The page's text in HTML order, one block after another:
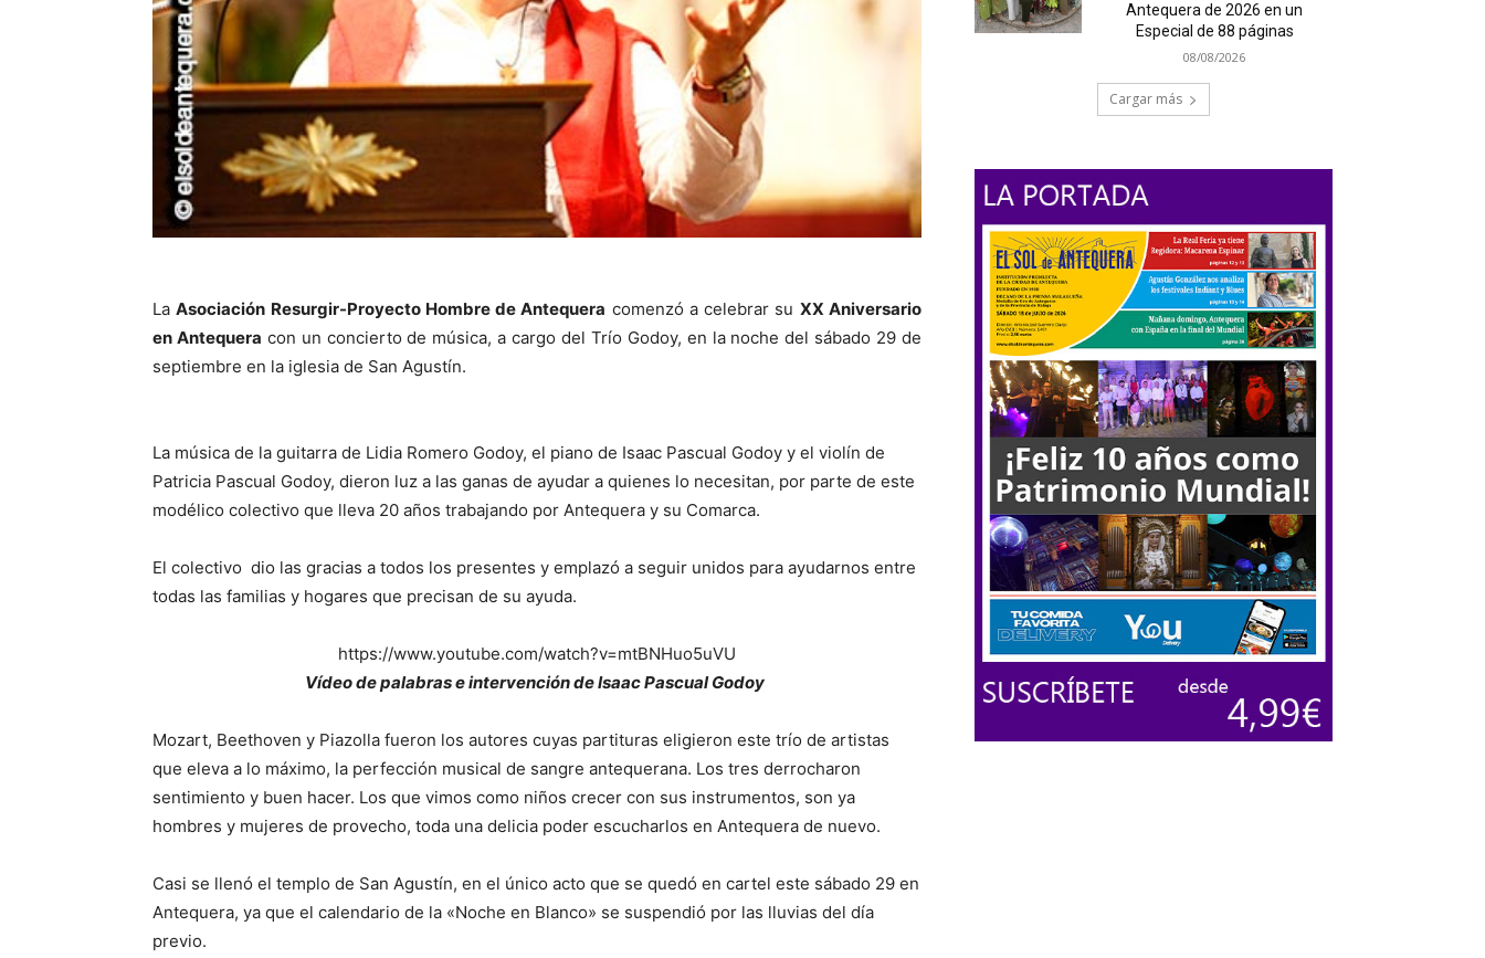
LaAsociación Resurgir-Proyecto Hombre de Antequera comenzó a celebrar su XX Aniversario
en Antequera con un concierto de música, a cargo del Trío Godoy, en la noche del sábado 29 de
septiembre en la iglesia de San Agustín.
La música de la guitarra de Lidia Romero Godoy, el piano de Isaac Pascual Godoy y el violín de
Patricia Pascual Godoy, dieron luz a las ganas de ayudar a quienes lo necesitan, por parte de este
modélico colectivo que lleva 20 años trabajando por Antequera y su Comarca.
El colectivo dio las gracias a todos los presentes y emplazó a seguir unidos para ayudarnos entre
todas las familias y hogares que precisan de su ayuda.
https://www.youtube.com/watch?v=mtBNHuo5uVU
Vídeo de palabras e intervención de Isaac Pascual Godoy
Mozart, Beethoven y Piazolla fueron los autores cuyas partituras eligieron este trío de artistas
que eleva a lo máximo, la perfección musical de sangre antequerana. Los tres derrocharon
sentimiento y buen hacer. Los que vimos como niños crecer con sus instrumentos, son ya
hombres y mujeres de provecho, toda una delicia poder escucharlos en Antequera de nuevo.
Casi se llenó el templo de San Agustín, en el único acto que se quedó en cartel este sábado 29 en
Antequera, ya que el calendario de la «Noche en Blanco» se suspendió por las lluvias del día
previo.
Antequera de 2026 en un
Especial de 88 páginas
08/08/2026
Cargar más